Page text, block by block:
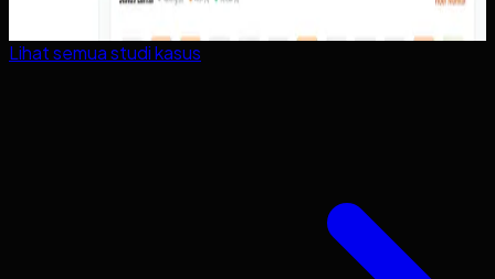
Lihat semua studi kasus